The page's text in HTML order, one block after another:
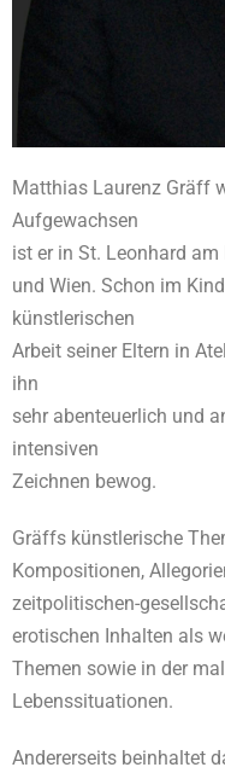
Matthias Laurenz Gräff
Aufgewachsen
ist er in St. Leonhard
und Wien. Schon im
künstlerischen
Arbeit seiner Eltern in
ihn
sehr abenteuerlich und
intensiven
Zeichnen bewog.
Gräffs künstlerische
Kompositionen,
zeitpolitischen-
erotischen Inhalten als
Themen sowie in der
Lebenssituationen.
Andererseits beinhaltet